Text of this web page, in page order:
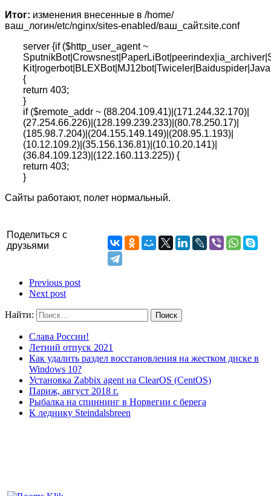
Итог: изменения внесенные в /home/
ваш_логин/etc/nginx/sites-enabled/ваш_сайт.site.conf
server {if ($http_user_agent ~
{
return 403;
}
if ($remote_addr ~ (88.204.109.41)|(171.244.32.170)|
(27.254.66.226)|(128.199.239.233)|(80.78.250.17)|
(185.98.7.204)|(204.155.149.149)|(208.95.1.193)|
(10.12.109.2)|(35.156.136.81)|(10.10.20.141)|
(36.84.109.123)|(122.160.113.225)) {
return 403;
}
Сайты работают, полет нормальный.
Поделиться с
друзьями
Previous post
Next post
Найти:
Слава России!
Летний отпуск 2021
Как удалить раздел восстановления на жестком диске в
Windows 10?
Установка Zabbix agent на ClearOS (CentOS)
Париж, август 2018 г.
Рыбалка на спиннинг в Норвегии с берега
К леднику Steindalsbreen